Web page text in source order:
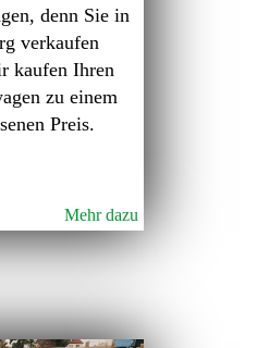
denn Sie in
verkaufen
kaufen Ihren
zu einem
Preis.
Mehr dazu